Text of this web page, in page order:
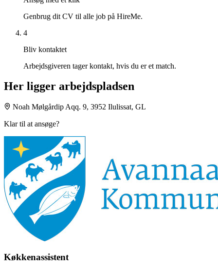
Genbrug dit CV til alle job på HireMe.
4
Bliv kontaktet
Arbejdsgiveren tager kontakt, hvis du er et match.
Her ligger arbejdspladsen
Noah Mølgårdip Aqq. 9, 3952 Ilulissat, GL
Klar til at ansøge?
Køkkenassistent